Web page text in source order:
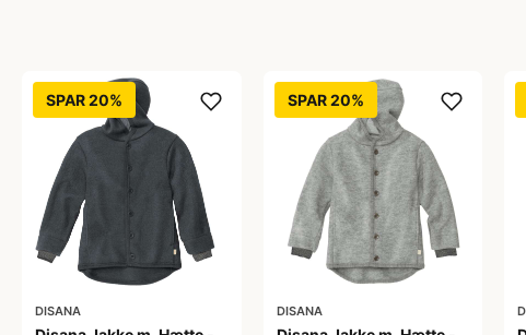
SPAR 20%
DISANA
SPAR 20%
DISANA